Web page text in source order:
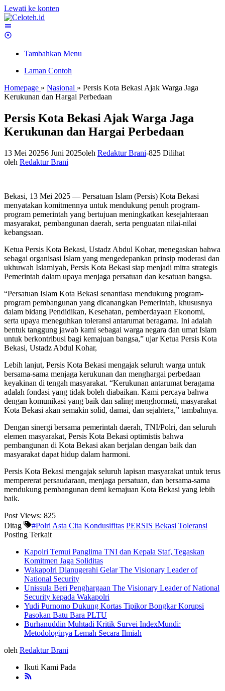
Lewati ke konten
Tambahkan Menu
Laman Contoh
Homepage » Nasional » Persis Kota Bekasi Ajak Warga Jaga
Kerukunan dan Hargai Perbedaan
Persis Kota Bekasi Ajak Warga Jaga
Kerukunan dan Hargai Perbedaan
13 Mei 20256 Juni 2025oleh Redaktur Brani-825 Dilihat
oleh Redaktur Brani
Bekasi, 13 Mei 2025 — Persatuan Islam (Persis) Kota Bekasi
menyatakan komitmennya untuk mendukung penuh program-
program pemerintah yang bertujuan meningkatkan kesejahteraan
masyarakat, pembangunan daerah, serta penguatan nilai-nilai
kebangsaan.
Ketua Persis Kota Bekasi, Ustadz Abdul Kohar, menegaskan bahwa
sebagai organisasi Islam yang mengedepankan prinsip moderasi dan
ukhuwah Islamiyah, Persis Kota Bekasi siap menjadi mitra strategis
Pemerintah dalam upaya menjaga persatuan dan kesatuan bangsa.
“Persatuan Islam Kota Bekasi senantiasa mendukung program-
program pembangunan yang dicanangkan Pemerintah, khususnya
dalam bidang Pendidikan, Kesehatan, pemberdayaan Ekonomi,
serta upaya meneguhkan toleransi antarumat beragama. Ini adalah
bentuk tanggung jawab kami sebagai warga negara dan umat Islam
untuk berkontribusi bagi kemajuan bangsa,” ujar Ketua Persis Kota
Bekasi, Ustadz Abdul Kohar,
Lebih lanjut, Persis Kota Bekasi mengajak seluruh warga untuk
bersama-sama menjaga kerukunan dan menghargai perbedaan
keyakinan di tengah masyarakat. “Kerukunan antarumat beragama
adalah fondasi yang tidak boleh diabaikan. Kami percaya bahwa
dengan komunikasi yang baik dan saling menghormati, masyarakat
Kota Bekasi akan semakin solid, damai, dan sejahtera,” tambahnya.
Dengan sinergi bersama pemerintah daerah, TNI/Polri, dan seluruh
elemen masyarakat, Persis Kota Bekasi optimistis bahwa
pembangunan di Kota Bekasi akan berjalan dengan baik dan
masyarakat dapat hidup dalam harmoni.
Persis Kota Bekasi mengajak seluruh lapisan masyarakat untuk terus
mempererat persaudaraan, menjaga persatuan, dan bersama-sama
mendukung pembangunan demi kemajuan Kota Bekasi yang lebih
baik.
Post Views: 825
Ditag
#Polri Asta Cita Kondusifitas PERSIS Bekasi Toleransi
Posting Terkait
Kapolri Temui Panglima TNI dan Kepala Staf, Tegaskan
Komitmen Jaga Soliditas
Wakapolri Dianugerahi Gelar The Visionary Leader of
National Security
Unissula Beri Penghargaan The Visionary Leader of National
Security kepada Wakapolri
Yudi Purnomo Dukung Kortas Tipikor Bongkar Korupsi
Pasokan Batu Bara PLTU
Burhanuddin Muhtadi Kritik Survei IndexMundi:
Metodologinya Lemah Secara Ilmiah
oleh Redaktur Brani
Ikuti Kami Pada